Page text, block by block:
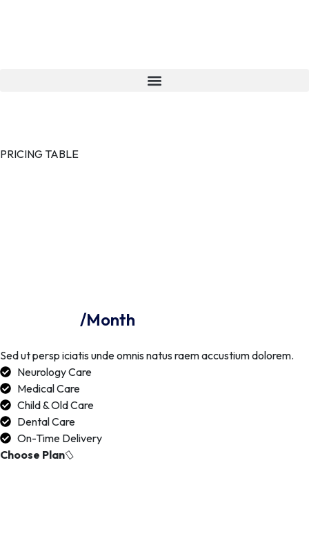
PRICING TABLE
/Month
Sed ut persp iciatis unde omnis natus raem accustium dolorem.
Neurology Care
Medical Care
Child & Old Care
Dental Care
On-Time Delivery
Choose Plan